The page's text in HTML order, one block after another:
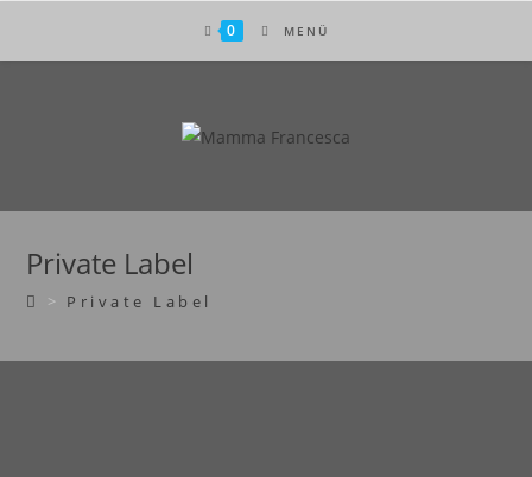
0 MENÜ
Private Label
> Private Label